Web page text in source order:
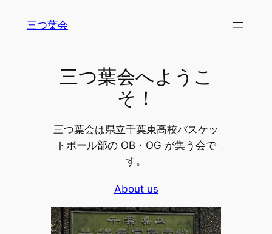
三つ葉会
三つ葉会へようこ
そ！
三つ葉会は県立千葉東高校バスケッ
トボール部の OB・OG が集う会で
す。
About us